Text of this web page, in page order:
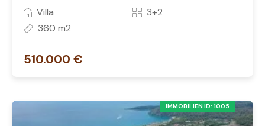
Villa
3+2
360 m2
510.000 €
IMMOBILIEN ID: 1005